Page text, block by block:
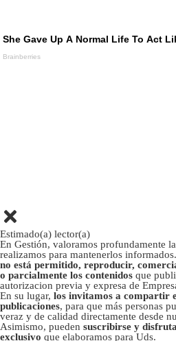
Estimado(a) lector(a)
En Gestión, valoramos profundamente
realizamos para mantenerlos informados.
no está permitido, reproducir,
o parcialmente los contenidos que
autorizacion previa y expresa de
En su lugar, los invitamos a compartir
publicaciones, para que más personas
veraz y de calidad directamente desde
Asimismo, pueden suscribirse y
exclusivo que elaboramos para Uds.